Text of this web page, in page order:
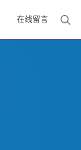
在线留言